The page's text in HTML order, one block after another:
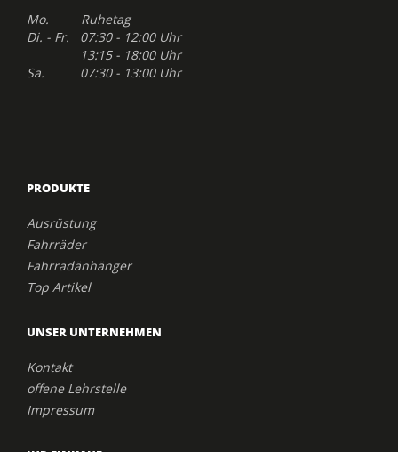
Mo. Ruhetag
Di. - Fr. 07:30 - 12:00 Uhr
13:15 - 18:00 Uhr
Sa. 07:30 - 13:00 Uhr
PRODUKTE
Ausrüstung
Fahrräder
Fahrradänhänger
Top Artikel
UNSER UNTERNEHMEN
Kontakt
offene Lehrstelle
Impressum